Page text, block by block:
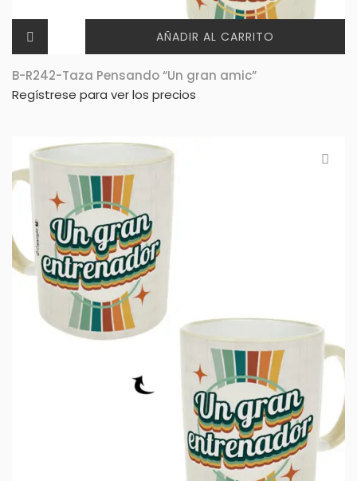
AÑADIR AL CARRITO
B-R242-Taza Pensando “Un gran amic”
Regístrese para ver los precios